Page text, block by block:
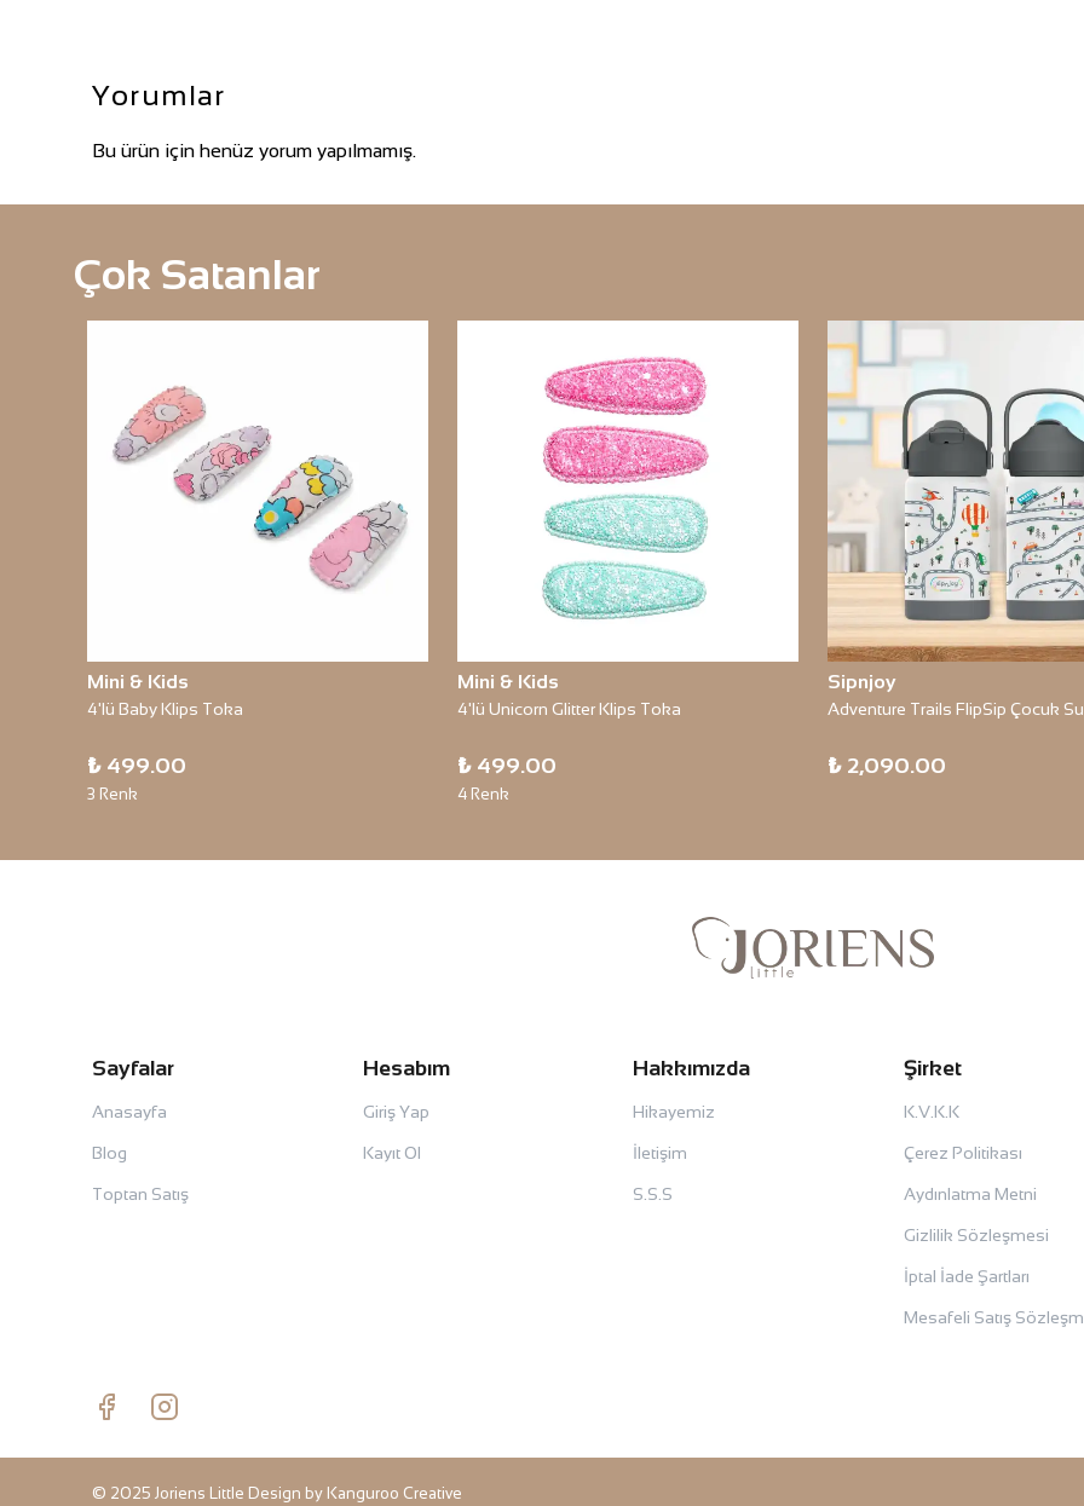
Yorumlar
Bu ürün için henüz yorum yapılmamış.
Çok Satanlar
Mini & Kids
4'lü Baby Klips Toka
₺ 499.00
3 Renk
Mini & Kids
4'lü Unicorn Glitter Klips Toka
₺ 499.00
4 Renk
Sipnjoy
₺ 2,090.00
Sayfalar
Anasayfa
Blog
Toptan Satış
Hesabım
Giriş Yap
Kayıt Ol
Hakkımızda
Hikayemiz
İletişim
S.S.S
Şirket
K.V.K.K
Çerez Politikası
Aydınlatma Metni
Gizlilik Sözleşmesi
İptal İade Şartları
Mesafeli Satış
© 2025 Joriens Little Design by Kanguroo Creative